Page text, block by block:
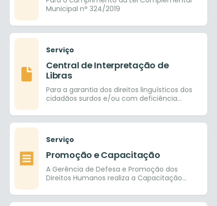
Municipal n° 324/2019
Serviço
Central de Interpretação de
Libras
Para a garantia dos direitos linguísticos dos
cidadãos surdos e/ou com deficiência
social
Serviço
Promoção e Capacitação
A Gerência de Defesa e Promoção dos
Direitos Humanos realiza a Capacitação
município e público